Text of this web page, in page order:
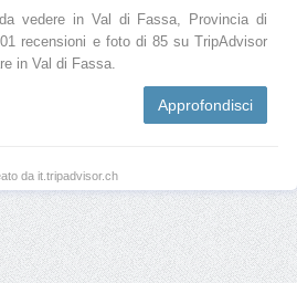
vedere in Val di Fassa, Provincia di
recensioni e foto di 85 su TripAdvisor
in Val di Fassa.
Approfondisci
da it.tripadvisor.ch